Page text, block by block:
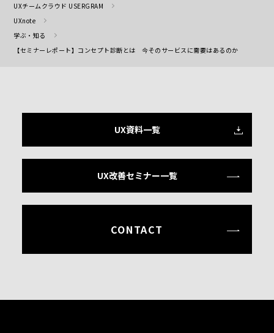
UXチームクラウド USERGRAM
UXnote
学ぶ・知る
【セミナーレポート】コンセプト診断とは 今そのサービスに需要はあるのか
UX資料一覧
UX改善セミナー一覧
CONTACT